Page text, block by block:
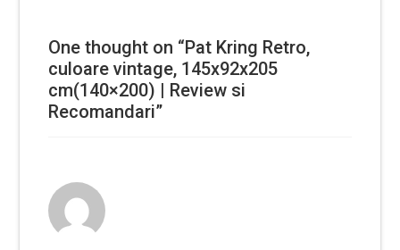
articole
One thought on “Pat Kring Retro,
culoare vintage, 145x92x205
cm(140×200) | Review si
Recomandari”